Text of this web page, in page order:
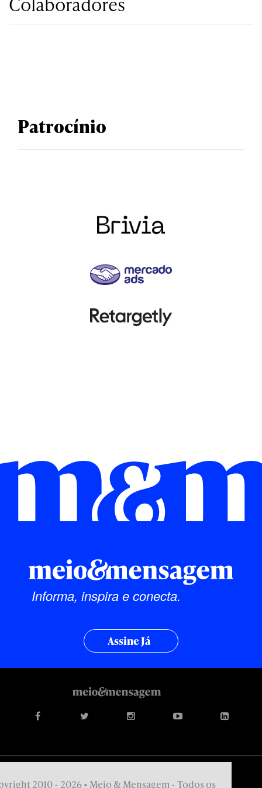
Patrocínio
Informa, inspira e conecta.
Assine Já
2010 - 2026 • Meio & Mensagem - Todos os